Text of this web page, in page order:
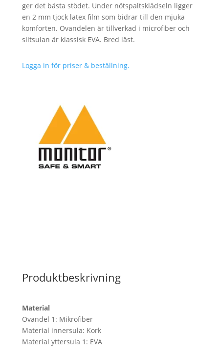
ger det bästa stödet. Under nötspaltsklädseln ligger
en 2 mm tjock latex film som bidrar till den mjuka
komforten. Ovandelen är tillverkad i microfiber och
slitsulan är klassisk EVA. Bred läst.
Logga in för priser & beställning.
Produktbeskrivning
Material
Ovandel 1: Mikrofiber
Material innersula: Kork
Material yttersula 1: EVA